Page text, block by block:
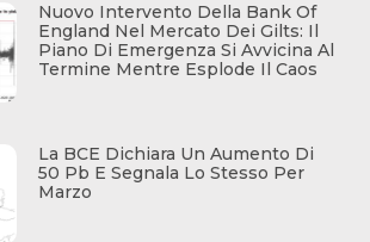
Nuovo Intervento Della Bank Of
England Nel Mercato Dei Gilts: Il
Piano Di Emergenza Si Avvicina Al
Termine Mentre Esplode Il Caos
La BCE Dichiara Un Aumento Di
50 Pb E Segnala Lo Stesso Per
Marzo